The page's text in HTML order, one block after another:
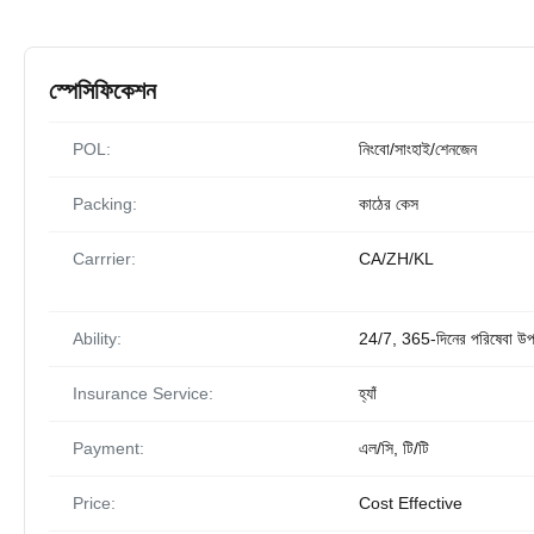
স্পেসিফিকেশন
POL: নিংবো/সাংহাই/শেনজেন
Packing: কাঠের কেস
Carrrier: CA/ZH/KL
Ability: 24/7, 365-দিনের পরিষেবা
Insurance Service: হ্যাঁ
Payment: এল/সি, টি/টি
Price: Cost Effective